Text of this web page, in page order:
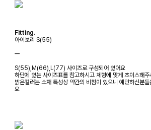
Fitting.
아이보리 S(55)
ㅡ
S(55),M(66),L(77) 사이즈로 구성되어 있어요
하단에 있는 사이즈표를 참고하시고 체형에 맞게 초이스해주
밝은컬러는 소재 특성상 약간의 비침이 있으니 예민하신분
요